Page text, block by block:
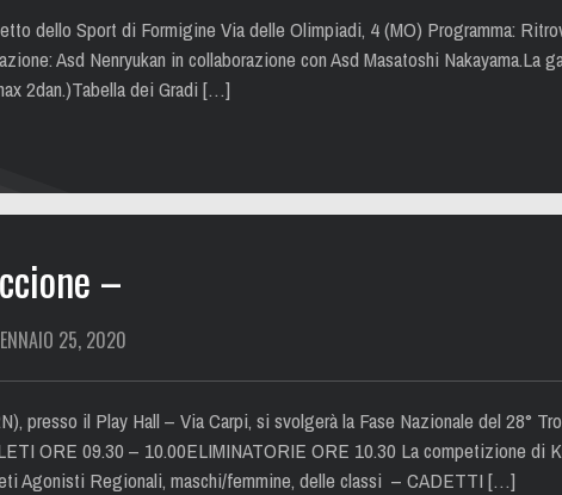
dello Sport di Formigine Via delle Olimpiadi, 4 (MO) Programma:
Asd Nenryukan in collaborazione con Asd Masatoshi Nakayama.La
2dan.)Tabella dei Gradi […]
–
25, 2020
presso il Play Hall – Via Carpi, si svolgerà la Fase Nazionale del 28°
ORE 09.30 – 10.00ELIMINATORIE ORE 10.30 La competizione di
Agonisti Regionali, maschi/femmine, delle classi – CADETTI […]